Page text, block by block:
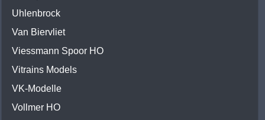
Uhlenbrock
Van Biervliet
Viessmann Spoor HO
Vitrains Models
VK-Modelle
Vollmer HO